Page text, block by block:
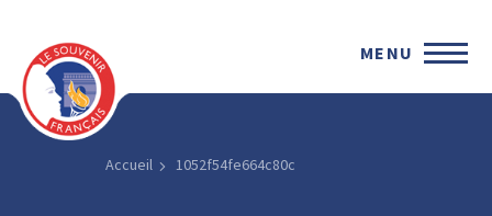
MENU
Accueil 1052f54fe664c80c